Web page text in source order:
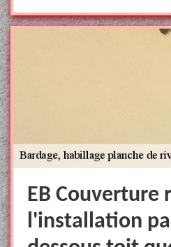
EB Couverture
l'installation